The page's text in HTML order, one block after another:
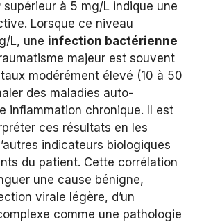
supérieur à 5 mg/L indique une
Lorsque ce niveau
L, une infection bactérienne
majeur est souvent
modérément élevé (10 à 50
des maladies auto-
inflammation chronique. Il est
ces résultats en les
indicateurs biologiques
du patient. Cette corrélation
une cause bénigne,
virale légère, d’un
comme une pathologie